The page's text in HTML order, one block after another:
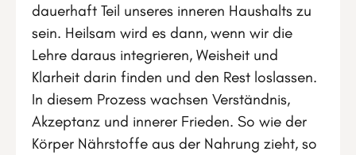
dauerhaft Teil unseres inneren Haushalts zu
sein. Heilsam wird es dann, wenn wir die
Lehre daraus integrieren, Weisheit und
Klarheit darin finden und den Rest loslassen.
In diesem Prozess wachsen Verständnis,
Akzeptanz und innerer Frieden. So wie der
Körper Nährstoffe aus der Nahrung zieht, so